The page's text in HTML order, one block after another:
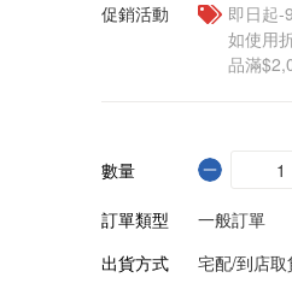
促銷活動
即日起-
如使用
品滿
數量
訂單類型
一般訂單
出貨方式
宅配/到店取